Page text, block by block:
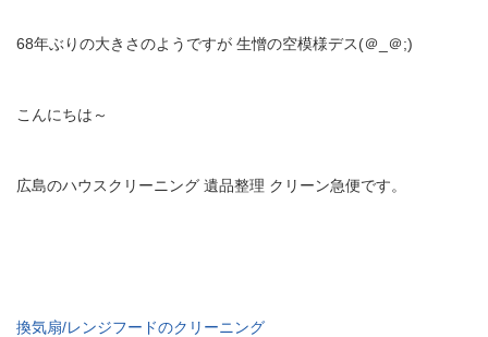
68年ぶりの大きさのようですが 生憎の空模様デス(＠_＠;)
こんにちは～
広島のハウスクリーニング 遺品整理 クリーン急便です。
換気扇/レンジフードのクリーニング